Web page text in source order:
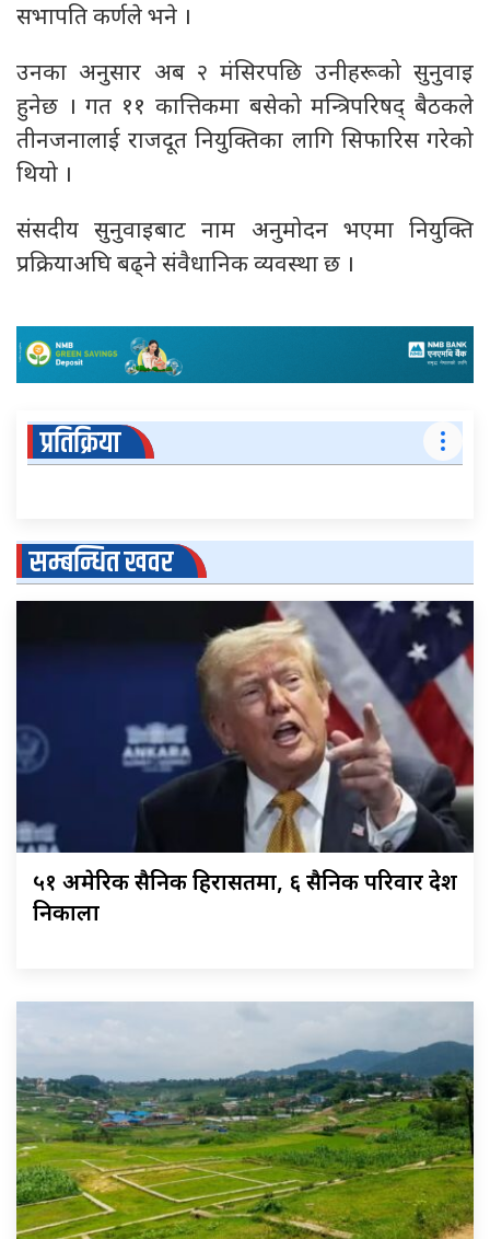
सभापति कर्णले भने ।
उनका अनुसार अब २ मंसिरपछि उनीहरूको सुनुवाइ
हुनेछ । गत ११ कात्तिकमा बसेको मन्त्रिपरिषद् बैठकले
तीनजनालाई राजदूत नियुक्तिका लागि सिफारिस गरेको
थियो ।
संसदीय सुनुवाइबाट नाम अनुमोदन भएमा नियुक्ति
प्रक्रियाअघि बढ्ने संवैधानिक व्यवस्था छ ।
प्रतिक्रिया
सम्बन्धित खवर
५१ अमेरिकी सैनिक हिरासतमा, ६ सैनिक परिवार देश
निकाला